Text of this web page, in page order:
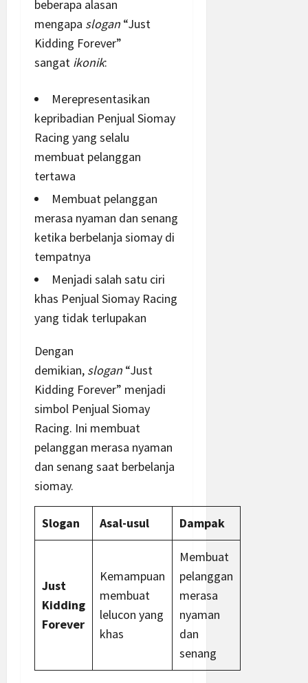
beberapa alasan
mengapa slogan “Just
Kidding Forever”
sangat ikonik:
Merepresentasikan
kepribadian Penjual Siomay
Racing yang selalu
membuat pelanggan
tertawa
Membuat pelanggan
merasa nyaman dan senang
ketika berbelanja siomay di
tempatnya
Menjadi salah satu ciri
khas Penjual Siomay Racing
yang tidak terlupakan
Dengan
demikian, slogan “Just
Kidding Forever” menjadi
simbol Penjual Siomay
Racing. Ini membuat
pelanggan merasa nyaman
dan senang saat berbelanja
siomay.
Slogan Asal-usul Dampak
Just
Kidding
Forever
Kemampuan
membuat
lelucon yang
khas
Membuat
pelanggan
merasa
nyaman
dan
senang